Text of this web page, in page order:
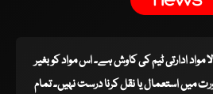
مواد ادارتی ٹیم کی کاوش ہے۔ اس مواد کو بغیر
استعمال یا نقل کرنا درست نہیں۔ تمام